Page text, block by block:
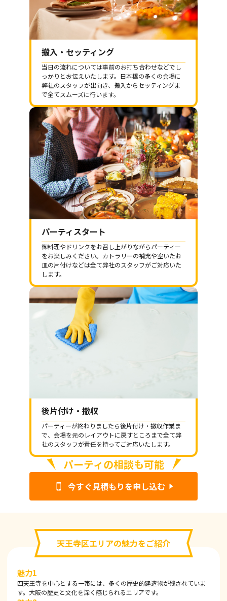
搬入・セッティング
当日の流れについては事前のお打ち合わせなどでし
っかりとお伝えいたします。日本橋の多くの会場に
弊社のスタッフが出向き、搬入からセッティングま
で全てスムーズに行います。
パーティスタート
御料理やドリンクをお召し上がりながらパーティー
をお楽しみください。カトラリーの補充や空いたお
皿の片付けなどは全て弊社のスタッフがご対応いた
します。
後片付け・撤収
パーティーが終わりましたら後片付け・撤収作業ま
で、会場を元のレイアウトに戻すところまで全て弊
社のスタッフが責任を持ってご対応いたします。
パーティの相談も可能
今すぐ見積もりを申し込む
天王寺区エリアの魅力をご紹介
魅力1
四天王寺を中心とする一帯には、多くの歴史的建造物が残されていま
す。大阪の歴史と文化を深く感じられるエリアです。